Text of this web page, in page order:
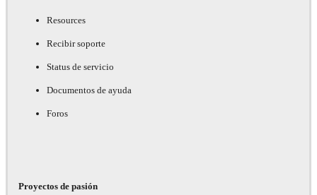
Resources
Recibir soporte
Status de servicio
Documentos de ayuda
Foros
Proyectos de pasión